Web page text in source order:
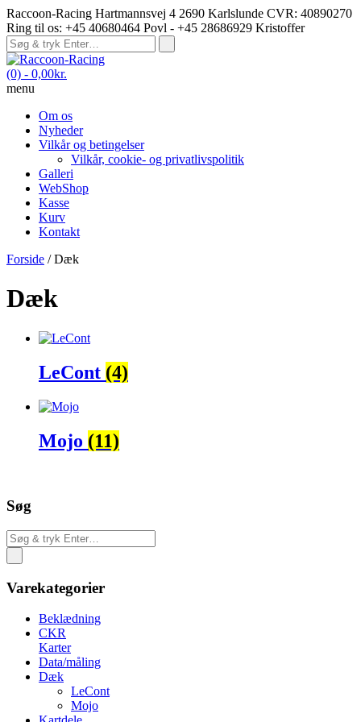
Raccoon-Racing Hartmannsvej 4 2690 Karlslunde CVR: 40890270
Ring til os: +45 40680464 Povl - +45 28686929 Kristoffer
(0) - 0,00kr.
menu
Om os
Nyheder
Vilkår og betingelser
Vilkår, cookie- og privatlivspolitik
Galleri
WebShop
Kasse
Kurv
Kontakt
Forside / Dæk
Dæk
LeCont (4)
Mojo (11)
Søg
Varekategorier
Beklædning
CKR
Karter
Data/måling
Dæk
LeCont
Mojo